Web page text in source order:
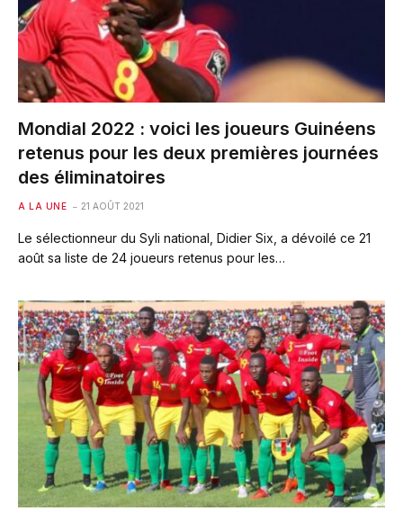
Mondial 2022 : voici les joueurs Guinéens
retenus pour les deux premières journées
des éliminatoires
A LA UNE 21 AOÛT 2021
Le sélectionneur du Syli national, Didier Six, a dévoilé ce 21
août sa liste de 24 joueurs retenus pour les…